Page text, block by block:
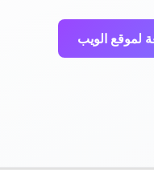
لموقع الويب